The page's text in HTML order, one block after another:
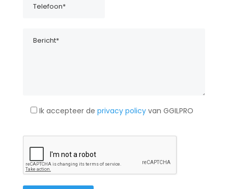
Ik accepteer de privacy policy van GGILPRO